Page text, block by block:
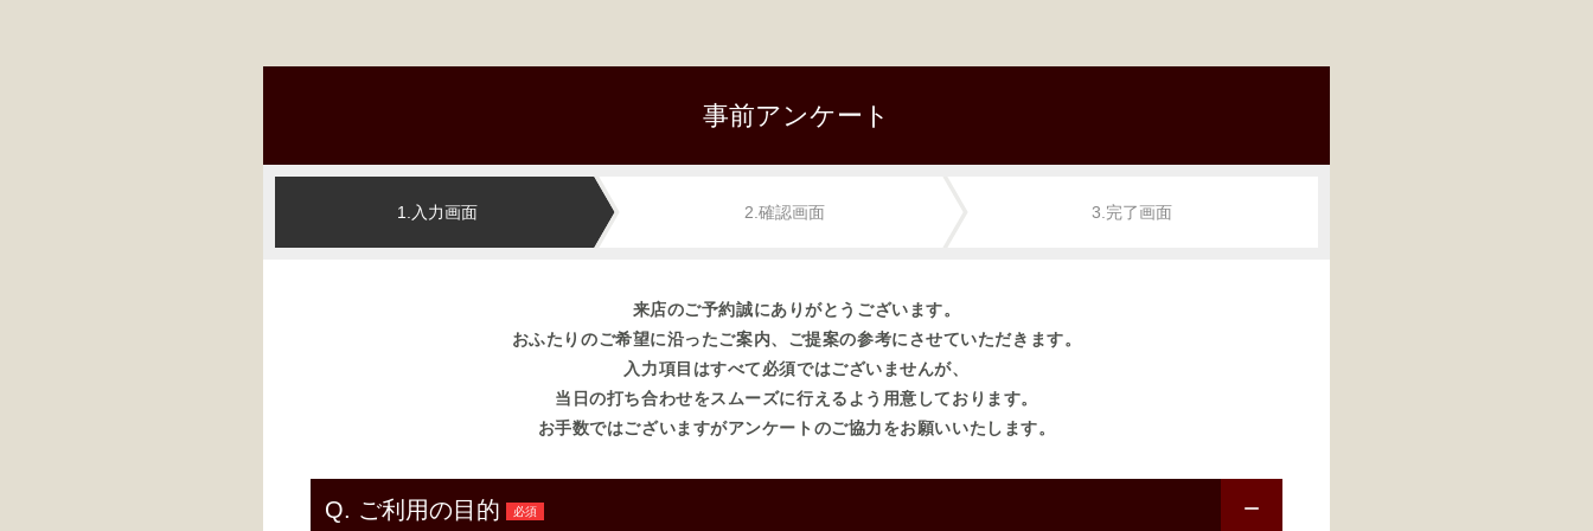
事前アンケート
1.入力画面 2.確認画面 3.完了画面
来店のご予約誠にありがとうございます。
おふたりのご希望に沿ったご案内、ご提案の参考にさせていただきます。
入力項目はすべて必須ではございませんが、
当日の打ち合わせをスムーズに行えるよう用意しております。
お手数ではございますがアンケートのご協力をお願いいたします。
Q. ご利用の目的 必須